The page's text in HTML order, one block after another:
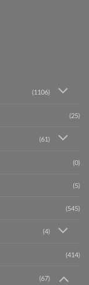
(1106)
(25)
(61)
(0)
(5)
(545)
(4)
(414)
(67)